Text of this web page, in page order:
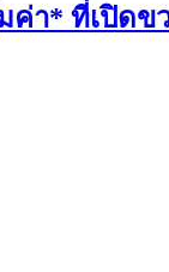
ค่า* ที่เปิดข